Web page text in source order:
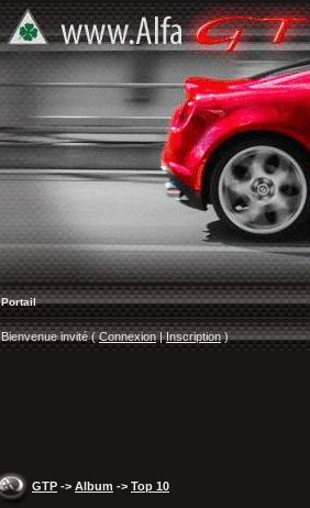
Portail
Bienvenue invité ( Connexion |Inscription)
GTP -> Album -> Top 10